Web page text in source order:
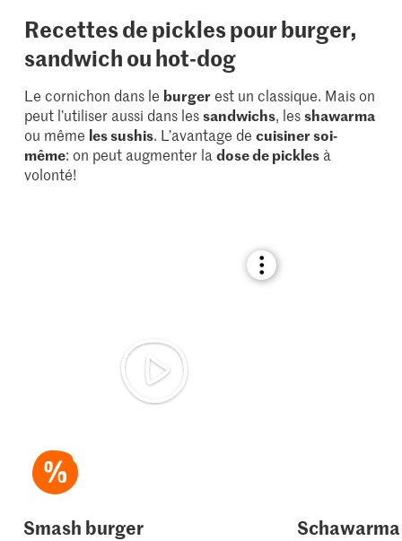
Recettes de pickles pour burger,
sandwich ou hot-dog
Le cornichon dans le burgerest un classique. Mais on
peut l’utiliser aussi dans lessandwichs, lesshawarma
ou même les sushis. L’avantage decuisiner soi-
même: on peut augmenter ladose de pickles à
volonté!
Bookmark
recipe
Smash burger